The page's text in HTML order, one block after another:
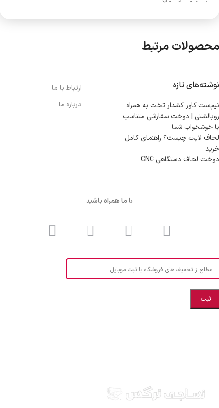
محصولات مرتبط
نوشته‌های تازه
نیم‌ست کاور کشدار تخت به همراه
روبالشتی | دوخت سفارشی متناسب
با خوشخواب شما
لحاف لایت چیست؟ راهنمای کامل
خرید
دوخت لحاف دستگاهی CNC
ارتباط با ما
درباره ما
با ما همراه باشید
مطلع از تخفیف های فروشگاه با ثبت موبایل